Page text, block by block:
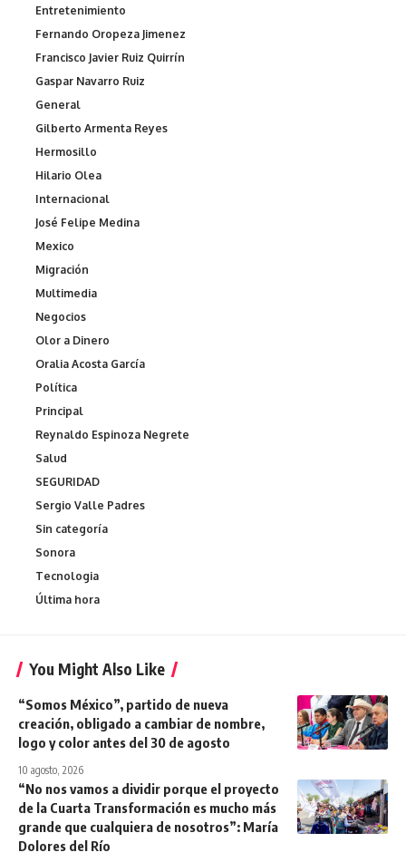
Entretenimiento
Fernando Oropeza Jimenez
Francisco Javier Ruiz Quirrín
Gaspar Navarro Ruiz
General
Gilberto Armenta Reyes
Hermosillo
Hilario Olea
Internacional
José Felipe Medina
Mexico
Migración
Multimedia
Negocios
Olor a Dinero
Oralia Acosta García
Política
Principal
Reynaldo Espinoza Negrete
Salud
SEGURIDAD
Sergio Valle Padres
Sin categoría
Sonora
Tecnologia
Última hora
You Might Also Like
“Somos México”, partido de nueva
creación, obligado a cambiar de nombre,
logo y color antes del 30 de agosto
10 agosto, 2026
“No nos vamos a dividir porque el proyecto
de la Cuarta Transformación es mucho más
grande que cualquiera de nosotros”: María
Dolores del Río